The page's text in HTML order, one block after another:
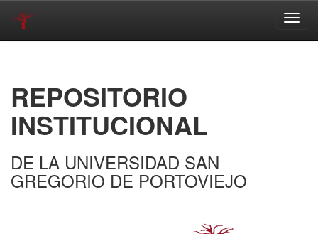
REPOSITORIO
INSTITUCIONAL
DE LA UNIVERSIDAD SAN
GREGORIO DE PORTOVIEJO